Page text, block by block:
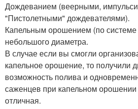
Дождеванием (веерными,
"Пистолетными" дождевателями).
Капельным орошением (по системе
небольшого диаметра.
В случае если вы смогли
капельное орошение, то получили
возможность полива и
саженцев при капельном
отличная.